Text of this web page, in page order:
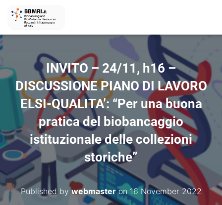
INVITO – 24/11, h16 –
DISCUSSIONE PIANO DI LAVORO
ELSI-QUALITA’: “Per una buona
pratica del biobancaggio
istituzionale delle collezioni
storiche”
Published bywebmasteron 16 November 2022